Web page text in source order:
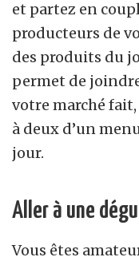
et partez en
producteurs de
des produits du
permet de
votre marché
à deux d’un
jour.
Aller à une
Vous êtes